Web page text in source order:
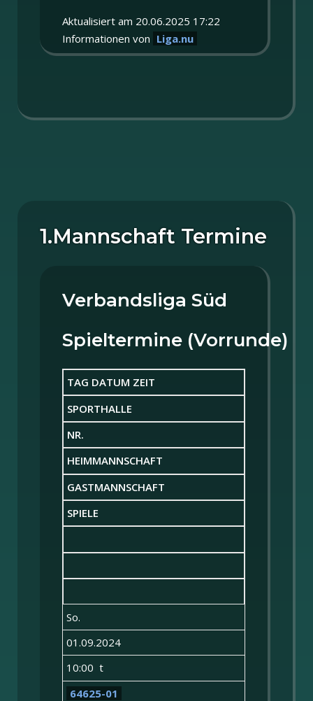
Aktualisiert am 20.06.2025 17:22
Informationen von Liga.nu
1.Mannschaft Termine
Verbandsliga Süd
Spieltermine (Vorrunde)
TAG DATUM ZEIT
SPORTHALLE
NR.
HEIMMANNSCHAFT
GASTMANNSCHAFT
SPIELE
So.
01.09.2024
10:00 t
64625-01